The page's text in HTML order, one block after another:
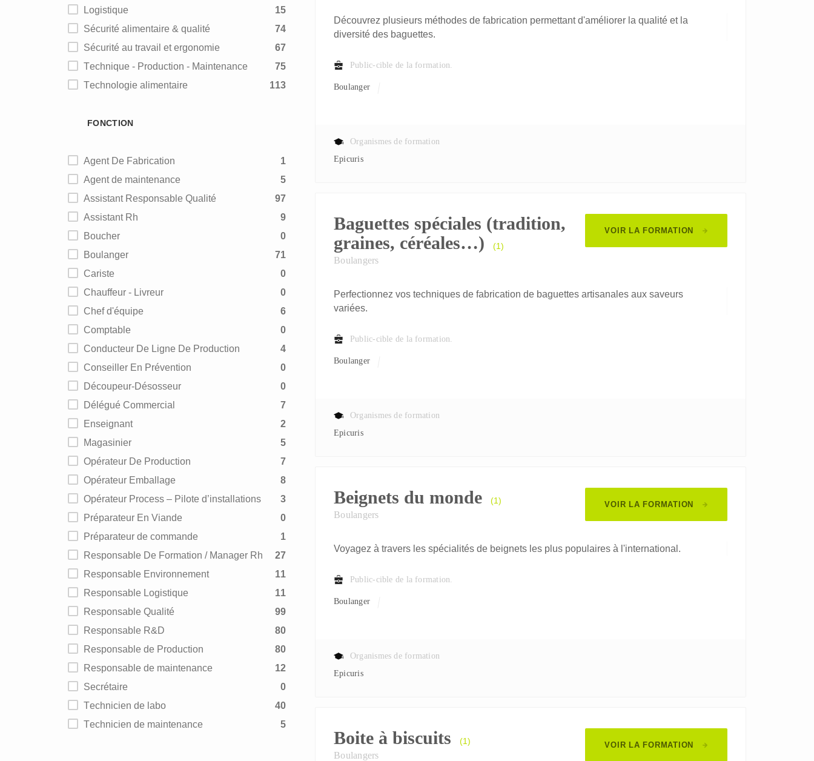
Logistique
15
Sécurité alimentaire & qualité
74
Sécurité au travail et ergonomie
67
Technique - Production - Maintenance
75
Technologie alimentaire
113
FONCTION
Agent De Fabrication
1
Agent de maintenance
5
Assistant Responsable Qualité
97
Assistant Rh
9
Boucher
0
Boulanger
71
Cariste
0
Chauffeur - Livreur
0
Chef d'équipe
6
Comptable
0
Conducteur De Ligne De Production
4
Conseiller En Prévention
0
Découpeur-Désosseur
0
Délégué Commercial
7
Enseignant
2
Magasinier
5
Opérateur De Production
7
Opérateur Emballage
8
Opérateur Process – Pilote d’installations
3
Préparateur En Viande
0
Préparateur de commande
1
Responsable De Formation / Manager Rh
27
Responsable Environnement
11
Responsable Logistique
11
Responsable Qualité
99
Responsable R&D
80
Responsable de Production
80
Responsable de maintenance
12
Secrétaire
0
Technicien de labo
40
Technicien de maintenance
5
Découvrez plusieurs méthodes de fabrication permettant d'améliorer la qualité et la
diversité des baguettes.
Public-cible de la formation.
Boulanger
Organismes de formation
Epicuris
VOIR LA FORMATION
Baguettes spéciales (tradition,
graines, céréales…)
(1)
Boulangers
Perfectionnez vos techniques de fabrication de baguettes artisanales aux saveurs
variées.
Public-cible de la formation.
Boulanger
Organismes de formation
Epicuris
VOIR LA FORMATION
Beignets du monde (1)
Boulangers
Voyagez à travers les spécialités de beignets les plus populaires à l'international.
Public-cible de la formation.
Boulanger
Organismes de formation
Epicuris
VOIR LA FORMATION
Boite à biscuits (1)
Boulangers